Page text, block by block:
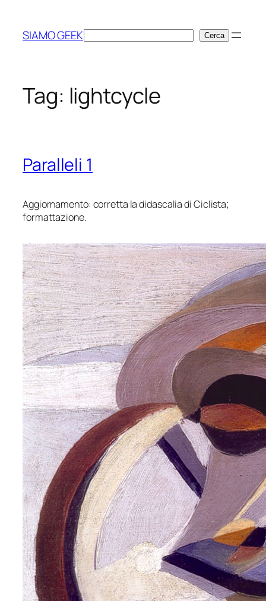
contenuto
SIAMO GEEKCerca Cerca
Tag: lightcycle
Paralleli 1
Aggiornamento: corretta la didascalia diCiclista;
formattazione.